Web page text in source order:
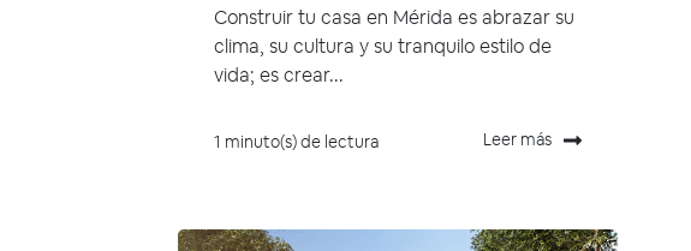
Construir tu casa en Mérida es abrazar su
clima, su cultura y su tranquilo estilo de
vida; es crear...
1 minuto(s) de lectura Leer más